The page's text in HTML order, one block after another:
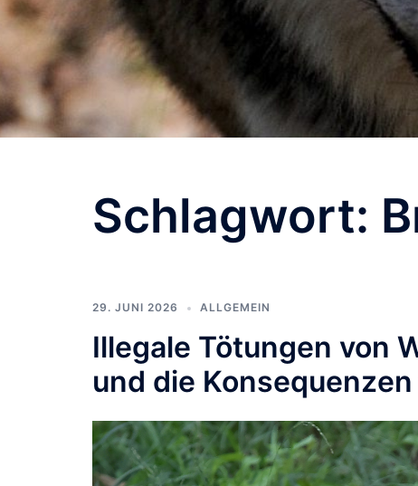
Schlagwort:
29. JUNI 2026 ALLGEMEIN
Illegale Tötungen von
und die